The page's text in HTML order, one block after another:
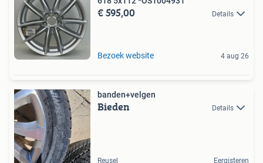
€ 595,00 Details
Bezoek website 4 aug 26
banden+velgen
Bieden Details
Reusel Eergisteren